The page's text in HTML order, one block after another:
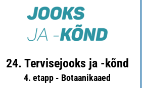
24. Tervisejooks ja -kõnd
4. etapp - Botaanikaaed